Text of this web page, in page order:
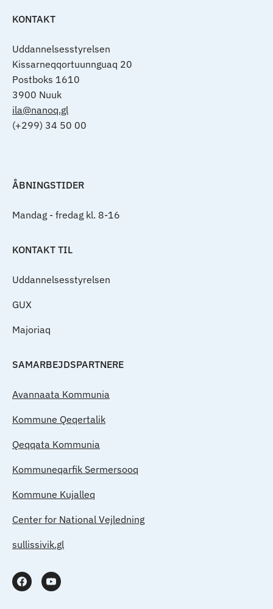
KONTAKT
Uddannelsesstyrelsen
Kissarneqqortuunnguaq 20
Postboks 1610
3900 Nuuk
ila@nanoq.gl
(+299) 34 50 00
ÅBNINGSTIDER
Mandag - fredag kl. 8-16
KONTAKT TIL
Uddannelsesstyrelsen
GUX
Majoriaq
SAMARBEJDSPARTNERE
Avannaata Kommunia
Kommune Qeqertalik
Qeqqata Kommunia
Kommuneqarfik Sermersooq
Kommune Kujalleq
Center for National Vejledning
sullissivik.gl